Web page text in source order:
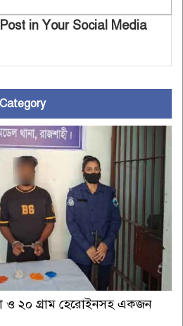
in Your Social Media
ও ২০ গ্রাম হেরোইনসহ একজন